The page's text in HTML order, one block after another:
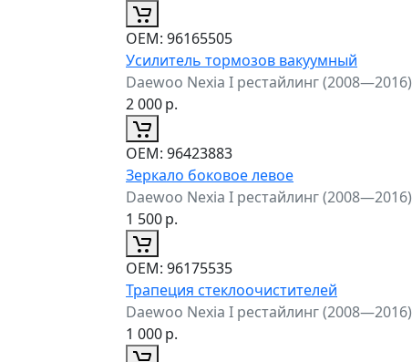
ОЕМ: 96165505
Усилитель тормозов вакуумный
Daewoo Nexia I рестайлинг (2008—2016)
2 000р.
ОЕМ: 96423883
Зеркало боковое левое
Daewoo Nexia I рестайлинг (2008—2016)
1 500р.
ОЕМ: 96175535
Трапеция стеклоочистителей
Daewoo Nexia I рестайлинг (2008—2016)
1 000р.